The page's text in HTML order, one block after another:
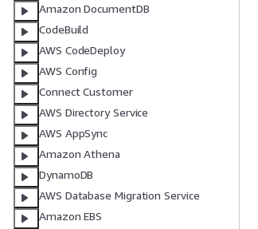
Amazon DocumentDB
CodeBuild
AWS CodeDeploy
AWS Config
Connect Customer
AWS Directory Service
AWS AppSync
Amazon Athena
DynamoDB
AWS Database Migration Service
Amazon EBS